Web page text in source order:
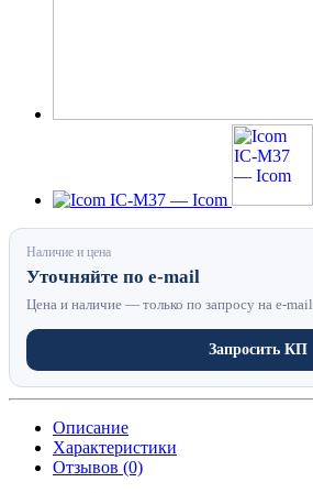
Наличие и цена
Уточняйте по e-mail
Цена и наличие — только по запросу на e-mail
Запросить КП
Описание
Характеристики
Отзывов (0)